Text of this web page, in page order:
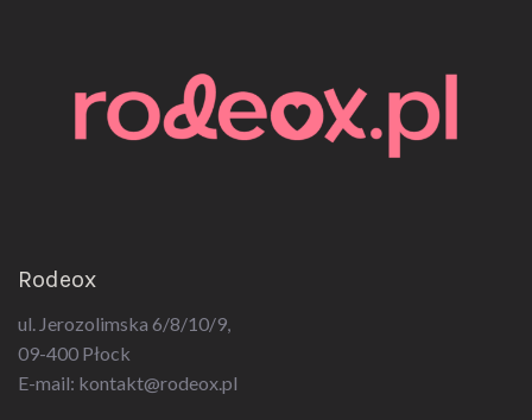
Rodeox
ul. Jerozolimska 6/8/10/9,
09-400 Płock
E-mail: kontakt@rodeox.pl